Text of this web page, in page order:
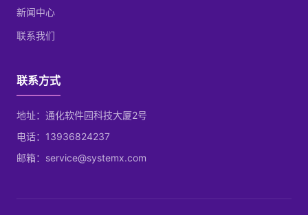
新闻中心
联系我们
联系方式
地址：通化软件园科技大厦2号
电话：13936824237
邮箱：service@systemx.com